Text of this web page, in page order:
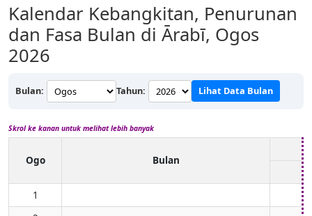
Kalendar Kebangkitan, Penurunan
dan Fasa Bulan di Ārabī, Ogos
2026
Bulan: Tahun: Lihat Data Bulan
Skrol ke kanan untuk melihat lebih banyak
Ogo Bulan
1